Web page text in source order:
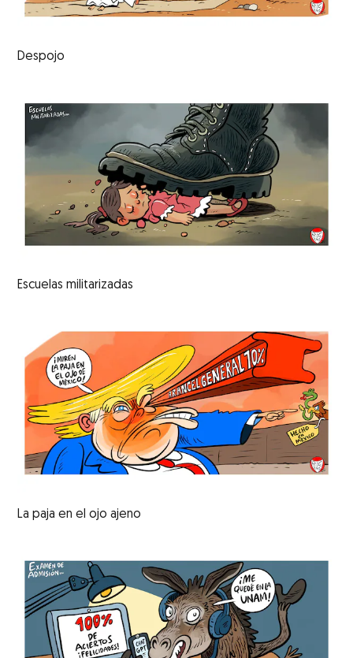
Despojo
Escuelas militarizadas
La paja en el ojo ajeno